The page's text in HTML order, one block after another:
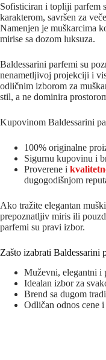
Sofisticiran i topliji parfem
karakterom, savršen za
Namenjen je muškarcima
mirise sa dozom luksuza.
Baldessarini parfemi su
nenametljivoj projekciji i
odličnim izborom za
stil, a ne dominira
Kupovinom Baldessarini
100% originalne
Sigurnu kupovinu i
Proverene i
dugogodišnjom
Ako tražite elegantan
prepoznatljiv miris ili
parfemi su pravi izbor.
Zašto izabrati Baldessarini
Muževni, elegantni i
Idealan izbor za
Brend sa dugom
Odličan odnos cene